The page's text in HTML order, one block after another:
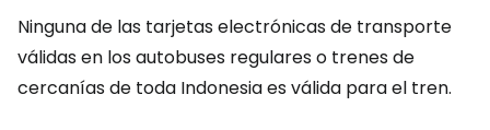
Ninguna de las tarjetas electrónicas de transporte
válidas en los autobuses regulares o trenes de
cercanías de toda Indonesia es válida para el tren.